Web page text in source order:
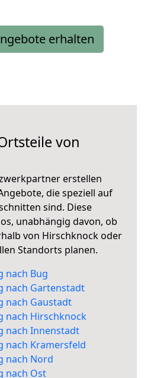
erhalten
von
erstellen
die speziell auf
sind. Diese
unabhängig davon, ob
von Hirschknock oder
Standorts planen.
nach Bug
nach Gartenstadt
nach Gaustadt
nach Hirschknock
nach Innenstadt
nach Kramersfeld
nach Nord
nach Ost